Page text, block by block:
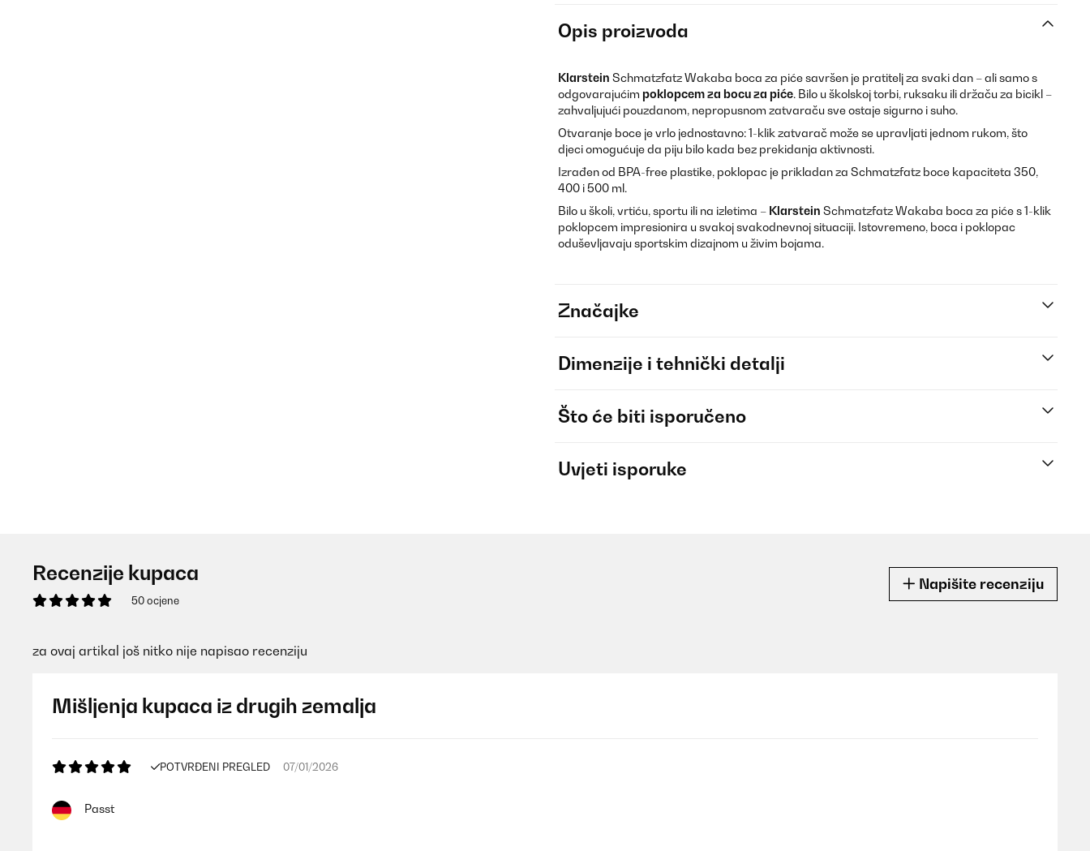
Opis proizvoda
Klarstein Schmatzfatz Wakaba boca za piće savršen je pratitelj za svaki dan – ali samo s
odgovarajućim poklopcem za bocu za piće. Bilo u školskoj torbi, ruksaku ili držaču za bicikl –
zahvaljujući pouzdanom, nepropusnom zatvaraču sve ostaje sigurno i suho.
Otvaranje boce je vrlo jednostavno: 1-klik zatvarač može se upravljati jednom rukom, što
djeci omogućuje da piju bilo kada bez prekidanja aktivnosti.
Izrađen od BPA-free plastike, poklopac je prikladan za Schmatzfatz boce kapaciteta 350,
400 i 500 ml.
Bilo u školi, vrtiću, sportu ili na izletima – Klarstein Schmatzfatz Wakaba boca za piće s 1-klik
poklopcem impresionira u svakoj svakodnevnoj situaciji. Istovremeno, boca i poklopac
oduševljavaju sportskim dizajnom u živim bojama.
Značajke
Dimenzije i tehnički detalji
Što će biti isporučeno
Uvjeti isporuke
Recenzije kupaca
50 ocjene
Napišite recenziju
za ovaj artikal još nitko nije napisao recenziju
Mišljenja kupaca iz drugih zemalja
POTVRĐENI PREGLED 07/01/2026
Passt